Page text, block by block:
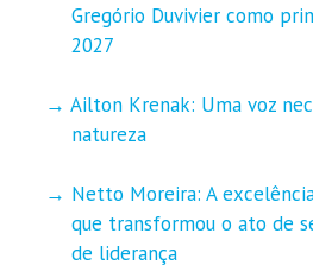
Gregório Duvivier como
2027
Ailton Krenak: Uma voz
natureza
Netto Moreira: A
que transformou o ato de
de liderança